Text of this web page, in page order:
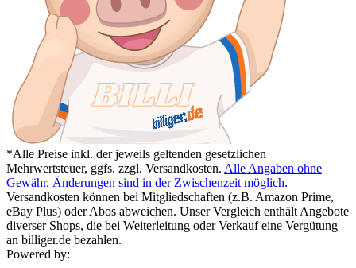
*Alle Preise inkl. der jeweils geltenden gesetzlichen
Mehrwertsteuer, ggfs. zzgl. Versandkosten. Alle Angaben ohne
Gewähr. Änderungen sind in der Zwischenzeit möglich.
Versandkosten können bei Mitgliedschaften (z.B. Amazon Prime,
eBay Plus) oder Abos abweichen. Unser Vergleich enthält Angebote
diverser Shops, die bei Weiterleitung oder Verkauf eine Vergütung
an billiger.de bezahlen.
Powered by: